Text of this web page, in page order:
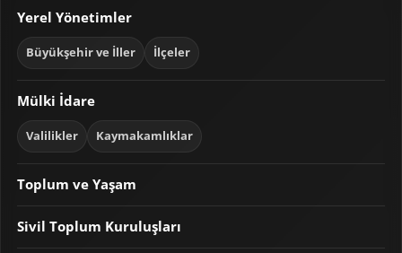
Yerel Yönetimler
Büyükşehir ve İller İlçeler
Mülki İdare
Valilikler Kaymakamlıklar
Toplum ve Yaşam
Sivil Toplum Kuruluşları